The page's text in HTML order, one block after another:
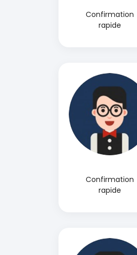
Confirmation
rapide
Confirmation
rapide